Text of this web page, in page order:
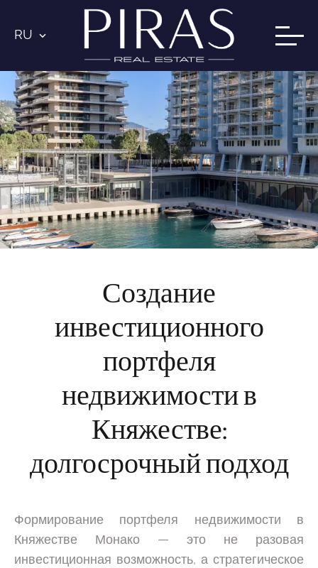
RU
Создание
инвестиционного
портфеля
недвижимости в
Княжестве:
долгосрочный подход
Формирование портфеля недвижимости в
Княжестве Монако — это не разовая
инвестиционная возможность, а стратегическое